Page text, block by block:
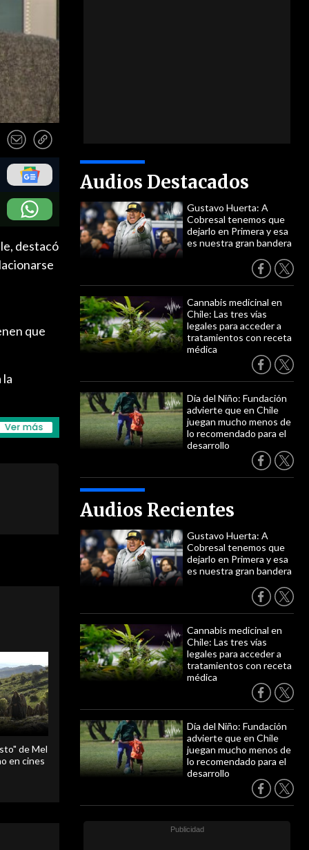
Audios Destacados
Gustavo Huerta: A
Cobresal tenemos que
dejarlo en Primera y esa
es nuestra gran bandera
Cannabis medicinal en
Chile: Las tres vías
legales para acceder a
tratamientos con receta
médica
Día del Niño: Fundación
advierte que en Chile
juegan mucho menos de
lo recomendado para el
desarrollo
Audios Recientes
Gustavo Huerta: A
Cobresal tenemos que
dejarlo en Primera y esa
es nuestra gran bandera
Cannabis medicinal en
Chile: Las tres vías
legales para acceder a
tratamientos con receta
médica
Día del Niño: Fundación
advierte que en Chile
juegan mucho menos de
lo recomendado para el
desarrollo
destacó
que
la
de Mel
en cines